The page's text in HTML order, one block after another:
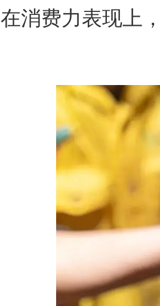
在消费力表现上